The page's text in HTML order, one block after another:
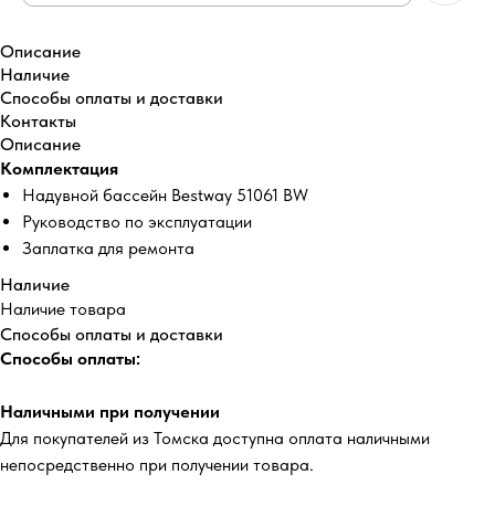
Описание
Наличие
Способы оплаты и доставки
Контакты
Описание
Комплектация
Надувной бассейн Bestway 51061 BW
Руководство по эксплуатации
Заплатка для ремонта
Наличие
Наличие товара
Способы оплаты и доставки
Способы оплаты:
Наличными при получении
Для покупателей из Томска доступна оплата наличными
непосредственно при получении товара.